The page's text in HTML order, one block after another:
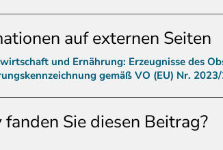
auf externen Seiten
und Ernährung: Erzeugnisse des
gemäß VO (EU) Nr.
Sie diesen Beitrag?